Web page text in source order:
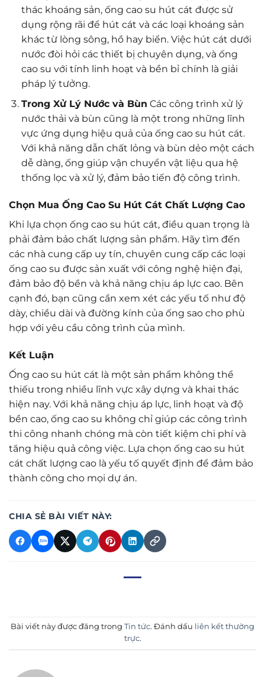
thác khoáng sản, ống cao su hút cát được sử
dụng rộng rãi để hút cát và các loại khoáng sản
khác từ lòng sông, hồ hay biển. Việc hút cát dưới
nước đòi hỏi các thiết bị chuyên dụng, và ống
cao su với tính linh hoạt và bền bỉ chính là giải
pháp lý tưởng.
Trong Xử Lý Nước và Bùn Các công trình xử lý
nước thải và bùn cũng là một trong những lĩnh
vực ứng dụng hiệu quả của ống cao su hút cát.
Với khả năng dẫn chất lỏng và bùn dẻo một cách
dễ dàng, ống giúp vận chuyển vật liệu qua hệ
thống lọc và xử lý, đảm bảo tiến độ công trình.
Chọn Mua Ống Cao Su Hút Cát Chất Lượng Cao
Khi lựa chọn ống cao su hút cát, điều quan trọng là
phải đảm bảo chất lượng sản phẩm. Hãy tìm đến
các nhà cung cấp uy tín, chuyên cung cấp các loại
ống cao su được sản xuất với công nghệ hiện đại,
đảm bảo độ bền và khả năng chịu áp lực cao. Bên
cạnh đó, bạn cũng cần xem xét các yếu tố như độ
dày, chiều dài và đường kính của ống sao cho phù
hợp với yêu cầu công trình của mình.
Kết Luận
Ống cao su hút cát là một sản phẩm không thể
thiếu trong nhiều lĩnh vực xây dựng và khai thác
hiện nay. Với khả năng chịu áp lực, linh hoạt và độ
bền cao, ống cao su không chỉ giúp các công trình
thi công nhanh chóng mà còn tiết kiệm chi phí và
tăng hiệu quả công việc. Lựa chọn ống cao su hút
cát chất lượng cao là yếu tố quyết định để đảm bảo
thành công cho mọi dự án.
CHIA SẺ BÀI VIẾT NÀY:
Bài viết này được đăng trong Tin tức. Đánh dấu liên kết thường
trực.